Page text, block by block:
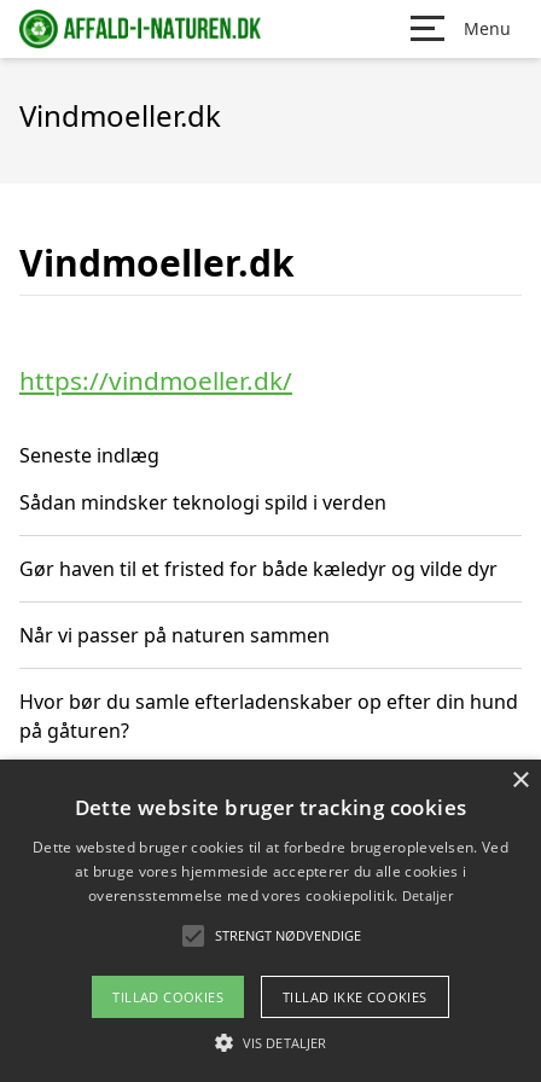
Menu
Vindmoeller.dk
Vindmoeller.dk
https://vindmoeller.dk/
Seneste indlæg
Sådan mindsker teknologi spild i verden
Gør haven til et fristed for både kæledyr og vilde dyr
Når vi passer på naturen sammen
Hvor bør du samle efterladenskaber op efter din hund
på gåturen?
Sådan rydder du effektivt op efter et stort event
Copyright 2026 - Pilanto Aps
Om / kontakt
Blog Betingelser
×
Dette website bruger tracking cookies
Dette websted bruger cookies til at forbedre brugeroplevelsen. Ved
at bruge vores hjemmeside accepterer du alle cookies i
overensstemmelse med vores cookiepolitik. Detaljer
STRENGT NØDVENDIGE
TILLAD COOKIES TILLAD IKKE COOKIES
VIS DETALJER